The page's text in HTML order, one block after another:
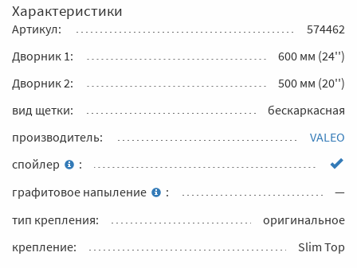
Характеристики
Артикул:
574462
Дворник 1:
600 мм (24'')
Дворник 2:
500 мм (20'')
вид щетки:
бескаркасная
производитель:
VALEO
спойлер
:
графитовое напыление
:
—
тип крепления:
оригинальное
крепление:
Slim Top